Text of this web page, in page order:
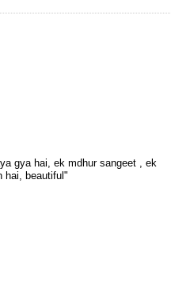
gya hai, ek mdhur sangeet , ek
hai, beautiful"